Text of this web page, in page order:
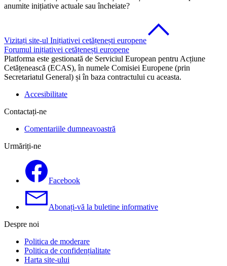
anumite inițiative actuale sau încheiate?
Vizitați site-ul Inițiativei cetățenești europene
Forumul inițiativei cetățenești europene
Platforma este gestionată de Serviciul European pentru Acțiune
Cetățenească (ECAS), în numele Comisiei Europene (prin
Secretariatul General) și în baza contractului cu aceasta.
Accesibilitate
Contactați-ne
Comentariile dumneavoastră
Urmăriți-ne
Facebook
Abonați-vă la buletine informative
Despre noi
Politica de moderare
Politica de confidențialitate
Harta site-ului